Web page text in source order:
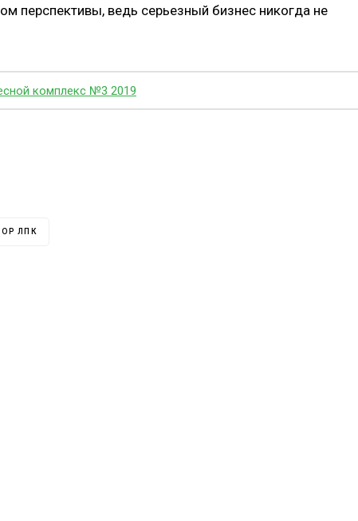
перспективы, ведь серьезный бизнес никогда не
комплекс №3 2019
ЛПК